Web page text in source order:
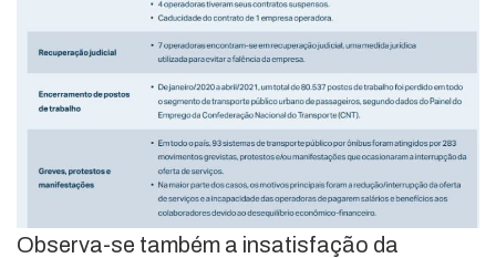
Observa-se também a insatisfação da